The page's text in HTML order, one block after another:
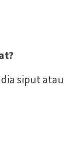
siput atau